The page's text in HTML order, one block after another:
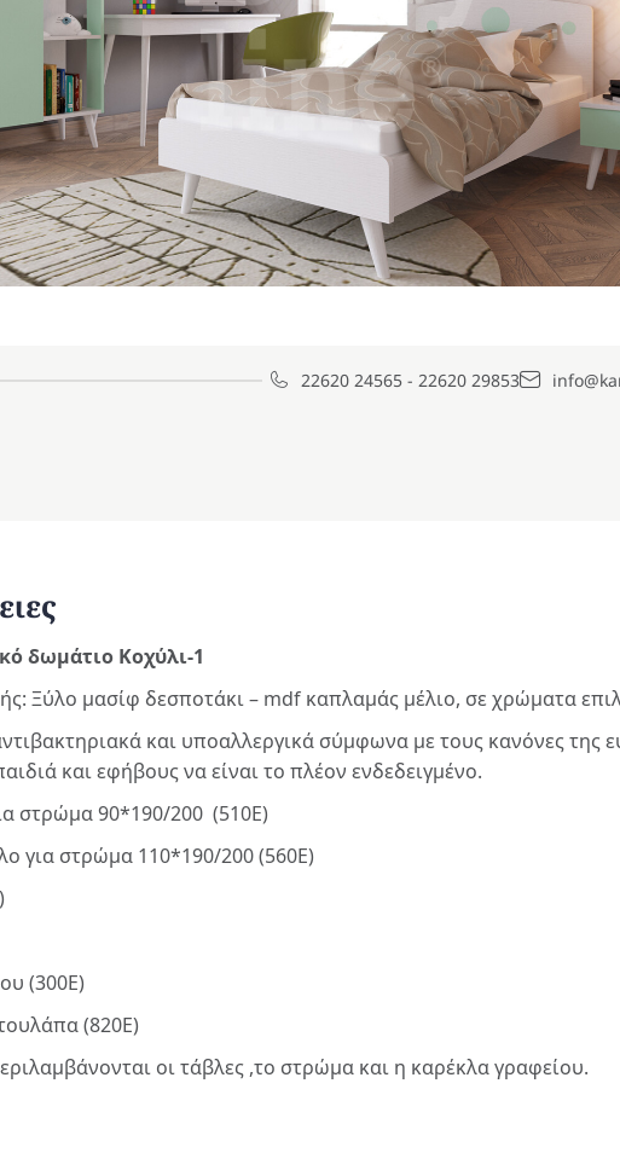
22620 24565- 22620 29853
δωμάτιο Κοχύλι-1
Ξύλο μασίφ δεσποτάκι – mdf καπλαμάς μέλιο, σε χρώματα
και υποαλλεργικά σύμφωνα με τους κανόνες της
και εφήβους να είναι το πλέον ενδεδειγμένο.
στρώμα 90*190/200 (510Ε)
για στρώμα 110*190/200 (560Ε)
(300Ε)
(820Ε)
οι τάβλες ,το στρώμα και η καρέκλα γραφείου.